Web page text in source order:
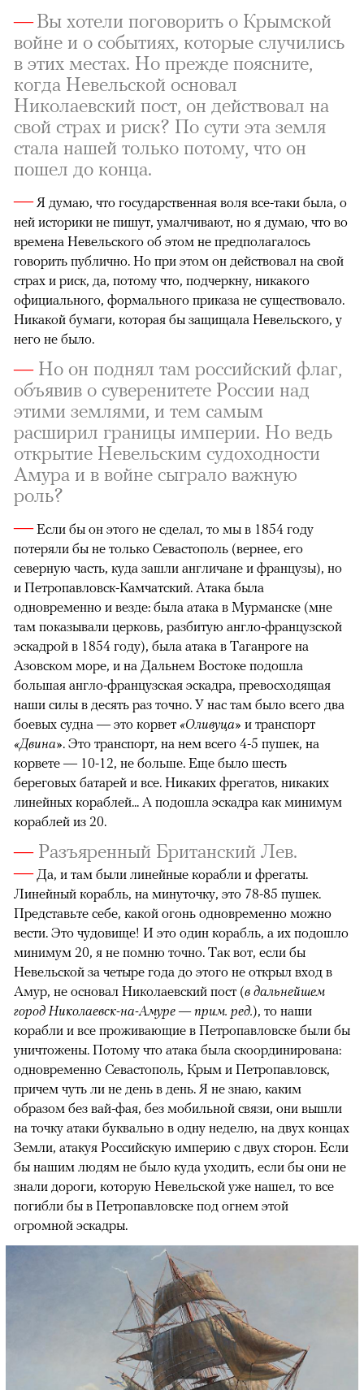
—Вы хотели поговорить о Крымской
войне и о событиях, которые случились
в этих местах. Но прежде поясните,
когда Невельской основал
Николаевский пост, он действовал на
свой страх и риск? По сути эта земля
стала нашей только потому, что он
пошел до конца.
—Я думаю, что государственная воля все-таки была, о
ней историки не пишут, умалчивают, но я думаю, что во
времена Невельского об этом не предполагалось
говорить публично. Но при этом он действовал на свой
страх и риск, да, потому что, подчеркну, никакого
официального, формального приказа не существовало.
Никакой бумаги, которая бы защищала Невельского, у
него не было.
—Но он поднял там российский флаг,
объявив о суверенитете России над
этими землями, и тем самым
расширил границы империи. Но ведь
открытие Невельским судоходности
Амура и в войне сыграло важную
роль?
—Если бы он этого не сделал, то мы в 1854 году
потеряли бы не только Севастополь (вернее, его
северную часть, куда зашли англичане и французы), но
и Петропавловск-Камчатский. Атака была
одновременно и везде: была атака в Мурманске (мне
там показывали церковь, разбитую англо-французской
эскадрой в 1854 году), была атака в Таганроге на
Азовском море, и на Дальнем Востоке подошла
большая англо-французская эскадра, превосходящая
наши силы в десять раз точно. У нас там было всего два
боевых судна — это корвет «Оливуца» и транспорт
«Двина». Это транспорт, на нем всего 4-5 пушек, на
корвете — 10-12, не больше. Еще было шесть
береговых батарей и все. Никаких фрегатов, никаких
линейных кораблей... А подошла эскадра как минимум
кораблей из 20.
—Разъяренный Британский Лев.
—Да, и там были линейные корабли и фрегаты.
Линейный корабль, на минуточку, это 78-85 пушек.
Представьте себе, какой огонь одновременно можно
вести. Это чудовище! И это один корабль, а их подошло
минимум 20, я не помню точно. Так вот, если бы
Невельской за четыре года до этого не открыл вход в
Амур, не основал Николаевский пост (в дальнейшем
город Николаевск-на-Амуре — прим. ред.), то наши
корабли и все проживающие в Петропавловске были бы
уничтожены. Потому что атака была скоординирована:
одновременно Севастополь, Крым и Петропавловск,
причем чуть ли не день в день. Я не знаю, каким
образом без вай-фая, без мобильной связи, они вышли
на точку атаки буквально в одну неделю, на двух концах
Земли, атакуя Российскую империю с двух сторон. Если
бы нашим людям не было куда уходить, если бы они не
знали дороги, которую Невельской уже нашел, то все
погибли бы в Петропавловске под огнем этой
огромной эскадры.